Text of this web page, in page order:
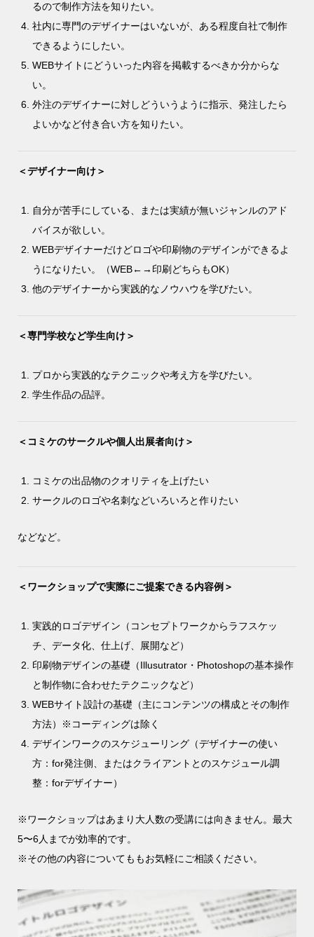
るので制作方法を知りたい。
社内に専門のデザイナーはいないが、ある程度自社で制作
できるようにしたい。
WEBサイトにどういった内容を掲載するべきか分からな
い。
外注のデザイナーに対しどういうように指示、発注したら
よいかなど付き合い方を知りたい。
＜デザイナー向け＞
自分が苦手にしている、または実績が無いジャンルのアド
バイスが欲しい。
WEBデザイナーだけどロゴや印刷物のデザインができるよ
うになりたい。（WEB←→印刷どちらもOK）
他のデザイナーから実践的なノウハウを学びたい。
＜専門学校など学生向け＞
プロから実践的なテクニックや考え方を学びたい。
学生作品の品評。
＜コミケのサークルや個人出展者向け＞
コミケの出品物のクオリティを上げたい
サークルのロゴや名刺などいろいろと作りたい
などなど。
＜ワークショップで実際にご提案できる内容例＞
実践的ロゴデザイン（コンセプトワークからラフスケッ
チ、データ化、仕上げ、展開など）
印刷物デザインの基礎（Illusutrator・Photoshopの基本操作
と制作物に合わせたテクニックなど）
WEBサイト設計の基礎（主にコンテンツの構成とその制作
方法）※コーディングは除く
デザインワークのスケジューリング（デザイナーの使い
方：for発注側、またはクライアントとのスケジュール調
整：forデザイナー）
※ワークショップはあまり大人数の受講には向きません。最大
5〜6人までが効率的です。
※その他の内容についてももお気軽にご相談ください。